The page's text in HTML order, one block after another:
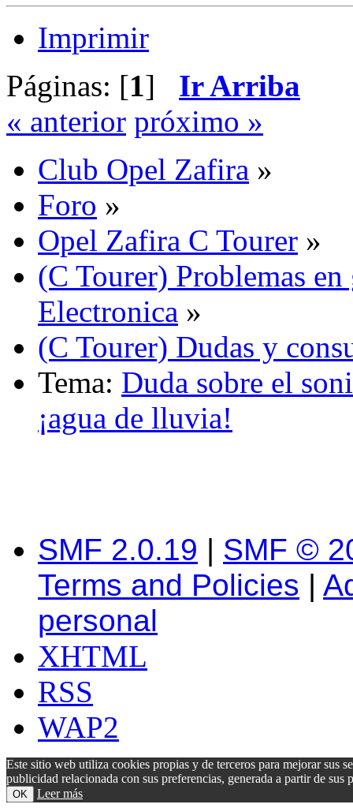
Imprimir
Páginas: [1] Ir Arriba
« anterior próximo »
Club Opel Zafira »
Foro »
Opel Zafira C Tourer »
(C Tourer) Problemas
Electronica »
(C Tourer) Dudas y
Tema: Duda sobre el
¡agua de lluvia!
SMF 2.0.19 | SMF ©
Terms and Policies |
personal
XHTML
RSS
WAP2
Este sitio web utiliza cookies propias y de terceros para mejorar sus
publicidad relacionada con sus preferencias, generada a partir de
OK Leer más